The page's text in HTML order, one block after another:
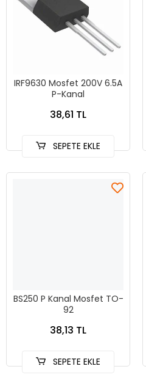
IRF9630 Mosfet 200V 6.5A
P-Kanal
38,61 TL
SEPETE EKLE
BS250 P Kanal Mosfet TO-
92
38,13 TL
SEPETE EKLE